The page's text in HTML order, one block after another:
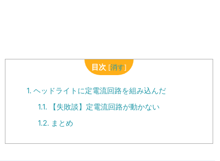
目次 [消す]
1. ヘッドライトに定電流回路を組み込んだ
1.1. 【失敗談】定電流回路が動かない
1.2. まとめ